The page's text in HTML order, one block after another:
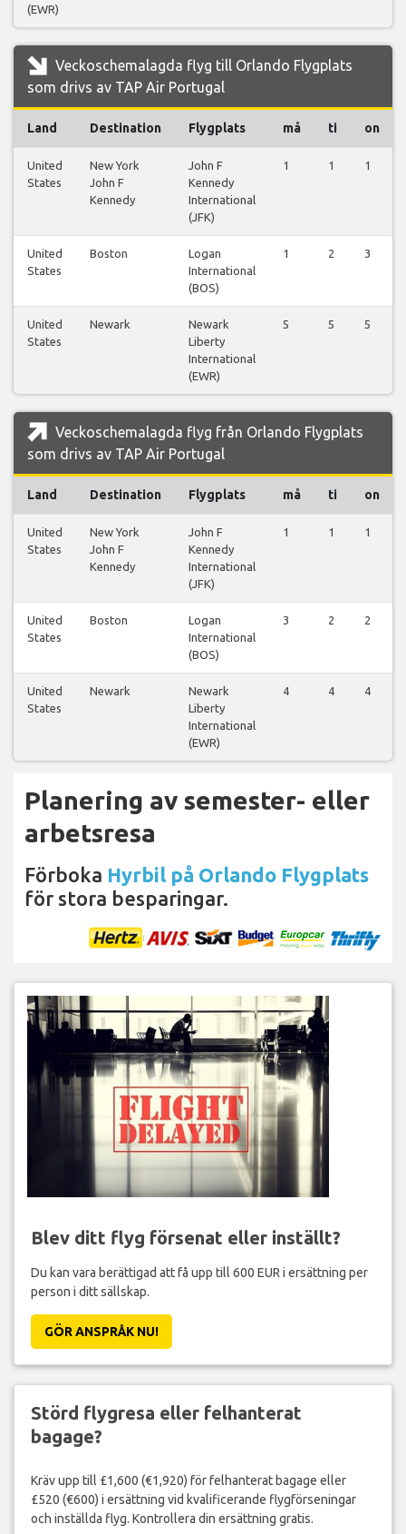
(EWR)
Veckoschemalagda flyg till Orlando Flygplats
som drivs av TAP Air Portugal
Land Destination Flygplats må ti on
United
States
New York
John F
Kennedy
John F
Kennedy
International
(JFK)
1 1 1
United
States
Boston
Logan
International
(BOS)
1 2 3
United
States
Newark
Newark
Liberty
International
(EWR)
5 5 5
Veckoschemalagda flyg från Orlando Flygplats
som drivs av TAP Air Portugal
Land Destination Flygplats må ti on
United
States
New York
John F
Kennedy
John F
Kennedy
International
(JFK)
1 1 1
United
States
Boston
Logan
International
(BOS)
3 2 2
United
States
Newark
Newark
Liberty
International
(EWR)
4 4 4
Planering av semester- eller
arbetsresa
Förboka Hyrbil på Orlando Flygplats
för stora besparingar.
Blev ditt flyg försenat eller inställt?
Du kan vara berättigad att få upp till 600 EUR i ersättning per
person i ditt sällskap.
GÖR ANSPRÅK NU!
Störd flygresa eller felhanterat
bagage?
Kräv upp till £1,600 (€1,920) för felhanterat bagage eller
£520 (€600) i ersättning vid kvalificerande flygförseningar
och inställda flyg. Kontrollera din ersättning gratis.